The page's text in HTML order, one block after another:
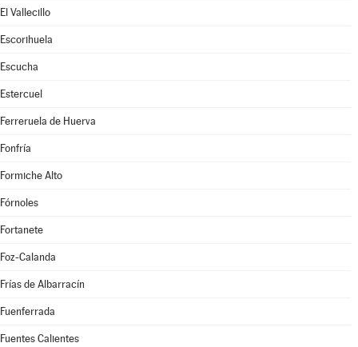
El Vallecillo
Escorihuela
Escucha
Estercuel
Ferreruela de Huerva
Fonfría
Formiche Alto
Fórnoles
Fortanete
Foz-Calanda
Frías de Albarracín
Fuenferrada
Fuentes Calientes